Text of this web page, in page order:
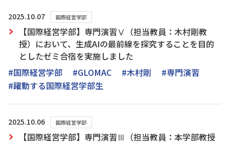
2025.10.07 国際経営学部
【国際経営学部】専門演習Ⅴ（担当教員：木村剛教
授）において、生成AIの最前線を探究することを目的
としたゼミ合宿を実施しました
#国際経営学部
#GLOMAC #木村剛
#専門演習
#躍動する国際経営学部生
2025.10.06 国際経営学部
【国際経営学部】専門演習Ⅲ（担当教員：本学部教授